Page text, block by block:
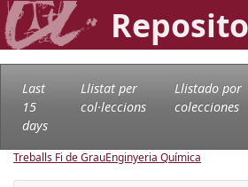
Last
15
days
Llistat per
col·leccions
Llistado por
colecciones
Treballs Fi de GrauEnginyeria Química